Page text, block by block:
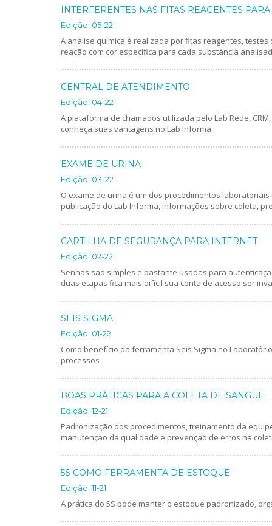
INTERFERENTES NAS FITAS REAGENTES
Edição: 05-22
A análise química é realizada por fitas reagentes,
reação com cor específica para cada substância
CENTRAL DE ATENDIMENTO
Edição: 04-22
A plataforma de chamados utilizada pelo Lab Rede,
conheça suas vantagens no Lab Informa.
EXAME DE URINA
Edição: 03-22
O exame de urina é um dos procedimentos
publicação do Lab Informa, informações sobre coleta,
CARTILHA DE SEGURANÇA PARA INTERNET
Edição: 02-22
Senhas são simples e bastante usadas para
duas etapas fica mais difícil sua conta de acesso ser
SEIS SIGMA
Edição: 01-22
Como benefício da ferramenta Seis Sigma no
processos
BOAS PRÁTICAS PARA A COLETA DE SANGUE
Edição: 12-21
Padronização dos procedimentos, treinamento da
manutenção da qualidade e prevenção de erros na
5S COMO FERRAMENTA DE ESTOQUE
Edição: 11-21
A prática do 5S pode manter o estoque padronizado,